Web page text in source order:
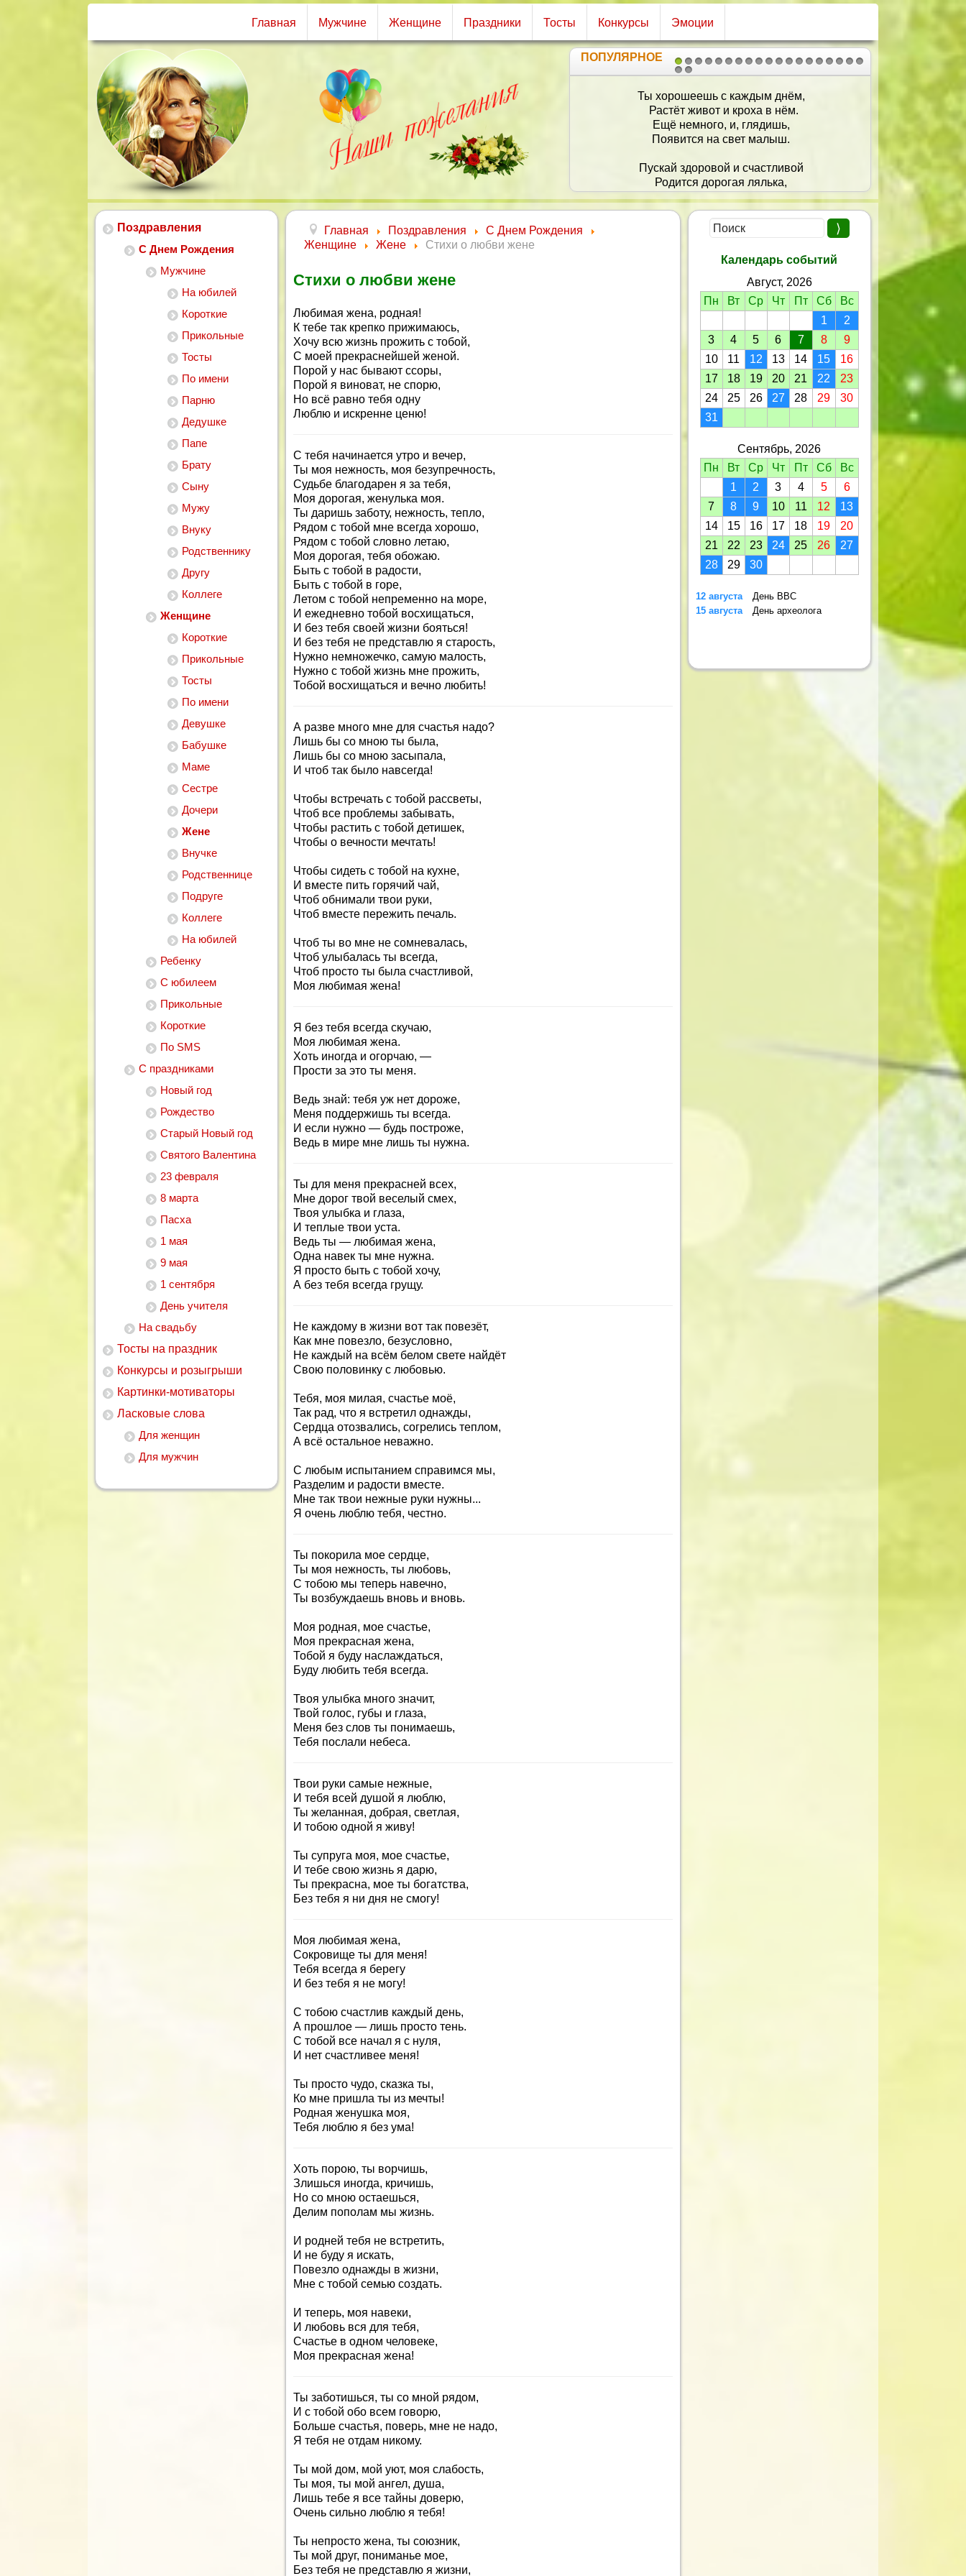
Главная Мужчине Женщине Праздники Тосты Конкурсы Эмоции
1 2
2021
ПОПУЛЯРНОЕ
В этот день ты на свет появилась,
Драгоценная мама моя.
И на небе звезда заискрилась,
Чтоб красиво сверкать для тебя!
Пусть звезда та приносит беспечность,
Свет и счастье, добро и успех,
Чтоб была ты со мной, мама, вечность,
Чтоб звучал твой родной, милый смех!
Поздравления
С Днем Рождения
Мужчине
На юбилей
Короткие
Прикольные
Тосты
По имени
Парню
Дедушке
Папе
Брату
Сыну
Мужу
Внуку
Родственнику
Другу
Коллеге
Женщине
Короткие
Прикольные
Тосты
По имени
Девушке
Бабушке
Маме
Сестре
Дочери
Жене
Внучке
Родственнице
Подруге
Коллеге
На юбилей
Ребенку
С юбилеем
Прикольные
Короткие
По SMS
С праздниками
Новый год
Рождество
Старый Новый год
Святого Валентина
23 февраля
8 марта
Пасха
1 мая
9 мая
1 сентября
День учителя
На свадьбу
Тосты на праздник
Конкурсы и розыгрыши
Картинки-мотиваторы
Ласковые слова
Для женщин
Для мужчин
Главная Поздравления
С Днем Рождения
Женщине
Жене Стихи о любви жене
Стихи о любви жене
Любимая жена, родная!
К тебе так крепко прижимаюсь,
Хочу всю жизнь прожить с тобой,
С моей прекраснейшей женой.
Порой у нас бывают ссоры,
Порой я виноват, не спорю,
Но всё равно тебя одну
Люблю и искренне ценю!
С тебя начинается утро и вечер,
Ты моя нежность, моя безупречность,
Судьбе благодарен я за тебя,
Моя дорогая, женулька моя.
Ты даришь заботу, нежность, тепло,
Рядом с тобой мне всегда хорошо,
Рядом с тобой словно летаю,
Моя дорогая, тебя обожаю.
Быть с тобой в радости,
Быть с тобой в горе,
Летом с тобой непременно на море,
И ежедневно тобой восхищаться,
И без тебя своей жизни бояться!
И без тебя не представлю я старость,
Нужно немножечко, самую малость,
Нужно с тобой жизнь мне прожить,
Тобой восхищаться и вечно любить!
А разве много мне для счастья надо?
Лишь бы со мною ты была,
Лишь бы со мною засыпала,
И чтоб так было навсегда!
Чтобы встречать с тобой рассветы,
Чтоб все проблемы забывать,
Чтобы растить с тобой детишек,
Чтобы о вечности мечтать!
Чтобы сидеть с тобой на кухне,
И вместе пить горячий чай,
Чтоб обнимали твои руки,
Чтоб вместе пережить печаль.
Чтоб ты во мне не сомневалась,
Чтоб улыбалась ты всегда,
Чтоб просто ты была счастливой,
Моя любимая жена!
Я без тебя всегда скучаю,
Моя любимая жена.
Хоть иногда и огорчаю, —
Прости за это ты меня.
Ведь знай: тебя уж нет дороже,
Меня поддержишь ты всегда.
И если нужно — будь построже,
Ведь в мире мне лишь ты нужна.
Ты для меня прекрасней всех,
Мне дорог твой веселый смех,
Твоя улыбка и глаза,
И теплые твои уста.
Ведь ты — любимая жена,
Одна навек ты мне нужна.
Я просто быть с тобой хочу,
А без тебя всегда грущу.
Не каждому в жизни вот так повезёт,
Как мне повезло, безусловно,
Не каждый на всём белом свете найдёт
Свою половинку с любовью.
Тебя, моя милая, счастье моё,
Так рад, что я встретил однажды,
Сердца отозвались, согрелись теплом,
А всё остальное неважно.
С любым испытанием справимся мы,
Разделим и радости вместе.
Мне так твои нежные руки нужны...
Я очень люблю тебя, честно.
Ты покорила мое сердце,
Ты моя нежность, ты любовь,
С тобою мы теперь навечно,
Ты возбуждаешь вновь и вновь.
Моя родная, мое счастье,
Моя прекрасная жена,
Тобой я буду наслаждаться,
Буду любить тебя всегда.
Твоя улыбка много значит,
Твой голос, губы и глаза,
Меня без слов ты понимаешь,
Тебя послали небеса.
Твои руки самые нежные,
И тебя всей душой я люблю,
Ты желанная, добрая, светлая,
И тобою одной я живу!
Ты супруга моя, мое счастье,
И тебе свою жизнь я дарю,
Ты прекрасна, мое ты богатства,
Без тебя я ни дня не смогу!
Моя любимая жена,
Сокровище ты для меня!
Тебя всегда я берегу
И без тебя я не могу!
С тобою счастлив каждый день,
А прошлое — лишь просто тень.
С тобой все начал я с нуля,
И нет счастливее меня!
Ты просто чудо, сказка ты,
Ко мне пришла ты из мечты!
Родная женушка моя,
Тебя люблю я без ума!
Хоть порою, ты ворчишь,
Злишься иногда, кричишь,
Но со мною остаешься,
Делим пополам мы жизнь.
И родней тебя не встретить,
И не буду я искать,
Повезло однажды в жизни,
Мне с тобой семью создать.
И теперь, моя навеки,
И любовь вся для тебя,
Счастье в одном человеке,
Моя прекрасная жена!
Ты заботишься, ты со мной рядом,
И с тобой обо всем говорю,
Больше счастья, поверь, мне не надо,
Я тебя не отдам никому.
Ты мой дом, мой уют, моя слабость,
Ты моя, ты мой ангел, душа,
Лишь тебе я все тайны доверю,
Очень сильно люблю я тебя!
Ты непросто жена, ты союзник,
Ты мой друг, пониманье мое,
Без тебя не представлю я жизни,
Календарь событий
Август, 2026
Пн
Вт Ср Чт Пт Сб
Вс
1
2
3
4 5 6 7 8
9
10
11 12 13 14 15
16
17
18 19 20 21 22
23
24
25 26 27 28 29
30
31
Сентябрь, 2026
Пн
Вт Ср Чт Пт Сб
Вс
1
2 3 4 5
6
7
8 9 10 11 12
13
14
15 16 17 18 19
20
21
22 23 24 25 26
27
28
29 30
12 августа
День ВВС
15 августа
День археолога